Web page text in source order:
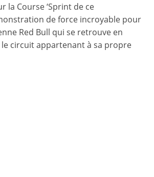
la Course ‘Sprint de ce
de force incroyable pour
Red Bull qui se retrouve en
circuit appartenant à sa propre